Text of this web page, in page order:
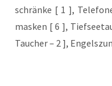
schrän­ke [ 1 ],
mas­ken [ 6 ],
Tau­cher – 2 ],